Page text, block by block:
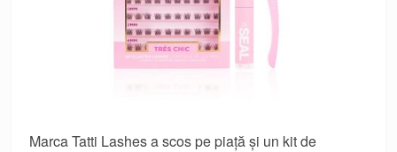
Marca Tatti Lashes a scos pe piață și un kit de